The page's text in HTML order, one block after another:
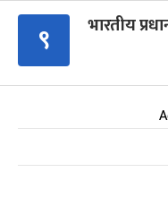
९ भारतीय